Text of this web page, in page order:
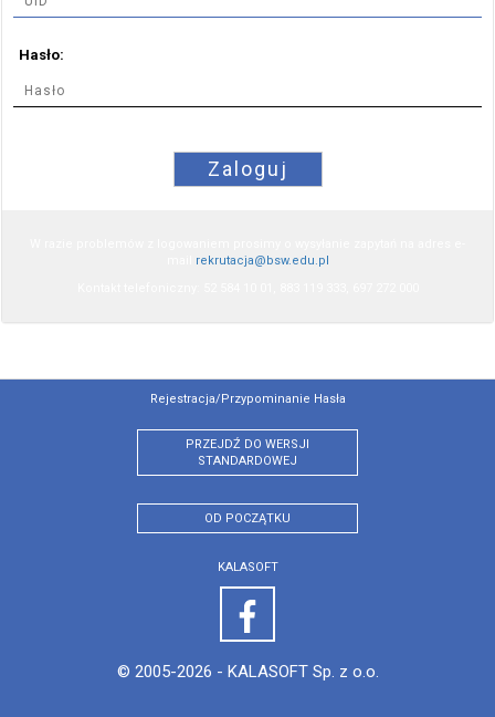
Hasło:
Zaloguj
rekrutacja@bsw.edu.pl
Rejestracja/przypominanie Hasła
PRZEJDŹ DO WERSJI
STANDARDOWEJ
OD POCZĄTKU
KALASOFT
© 2005-2026 - KALASOFT Sp. z o.o.